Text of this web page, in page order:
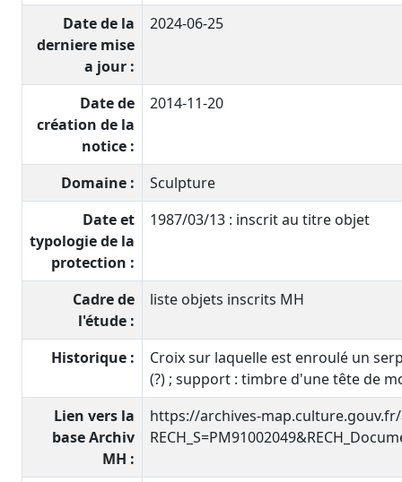
Date de la
derniere mise
a jour :
2024-06-25
Date de
création de la
notice :
2014-11-20
Domaine :
Sculpture
Date et
typologie de la
protection :
1987/03/13 : inscrit au titre objet
Cadre de
l'étude :
liste objets inscrits MH
Historique :
Croix sur laquelle est enroulé un
(?) ; support : timbre d'une tête de
Lien vers la
base Archiv
MH :
https://archives-